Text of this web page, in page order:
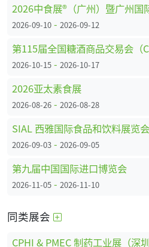
2026-09-10 - 2026-09-12
第115届全国糖酒商品交易会（
2026-10-15 - 2026-10-17
2026亚太素食展
2026-08-26 - 2026-08-28
SIAL 西雅国际食品和饮料展览会
2026-09-03 - 2026-09-05
第九届中国国际进口博览会
2026-11-05 - 2026-11-10
同类展会
CPHI & PMEC 制药工业展（深